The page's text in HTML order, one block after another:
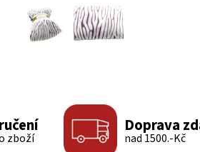
zboží
Doprava
nad 1500.-Kč